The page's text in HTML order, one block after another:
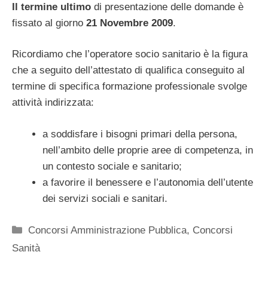
Il termine ultimo di presentazione delle domande è
fissato al giorno 21 Novembre 2009.
Ricordiamo che l’operatore socio sanitario è la figura
che a seguito dell’attestato di qualifica conseguito al
termine di specifica formazione professionale svolge
attività indirizzata:
a soddisfare i bisogni primari della persona,
nell’ambito delle proprie aree di competenza, in
un contesto sociale e sanitario;
a favorire il benessere e l’autonomia dell’utente
dei servizi sociali e sanitari.
Categorie
Concorsi Amministrazione Pubblica, Concorsi
Sanità